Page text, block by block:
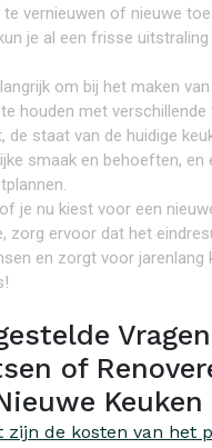
te vernieuwen of nieuwe
je al een frisse uitstraling
om bij het maken
houden met
de staat van de huidige
smaak en behoeften, en
je nu kiest voor een
zorg ervoor dat het
en zorgt voor jarenlang
of
zijn de kosten van het